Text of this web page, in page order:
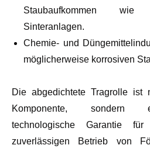
Staubaufkommen wie
Sinteranlagen.
Chemie- und
möglicherweise korrosiven
Die abgedichtete Tragrolle ist
Komponente, sondern
technologische Garantie
zuverlässigen Betrieb von